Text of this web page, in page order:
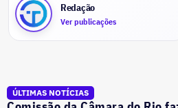
Redação
Ver publicações
ÚLTIMAS NOTÍCIAS